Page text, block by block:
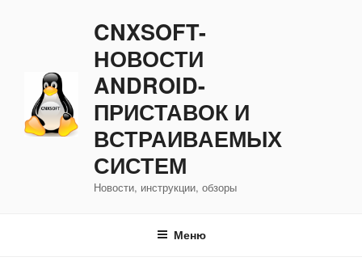
CNXSOFT-
НОВОСТИ
ANDROID-
ПРИСТАВОК И
ВСТРАИВАЕМЫХ
СИСТЕМ
Новости, инструкции, обзоры
Меню